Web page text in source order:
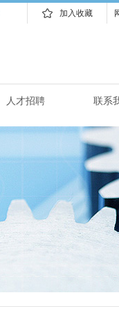
加入收藏
人才招聘 联系